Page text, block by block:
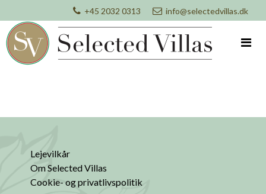
+45 2032 0313 info@selectedvillas.dk
Lejevilkår
Om Selected Villas
Cookie- og privatlivspolitik